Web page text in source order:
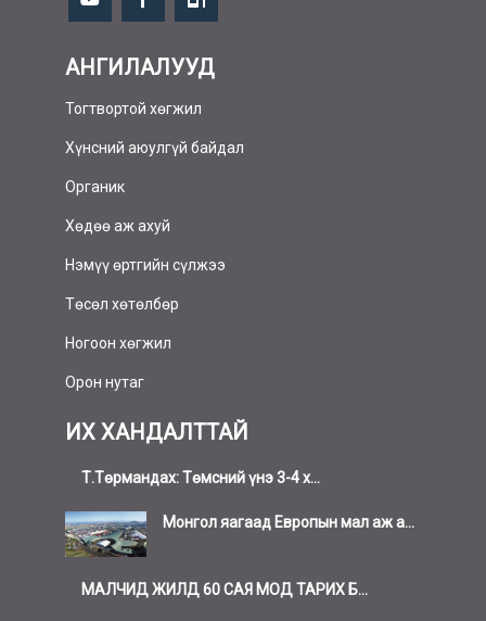
АНГИЛАЛУУД
Тогтвортой хөгжил
Хүнсний аюулгүй байдал
Органик
Хөдөө аж ахуй
Нэмүү өртгийн сүлжээ
Төсөл хөтөлбөр
Ногоон хөгжил
Орон нутаг
ИХ ХАНДАЛТТАЙ
Т.Төрмандах: Төмсний үнэ 3-4 х...
Монгол яагаад Европын мал аж а...
МАЛЧИД ЖИЛД 60 САЯ МОД ТАРИХ Б...